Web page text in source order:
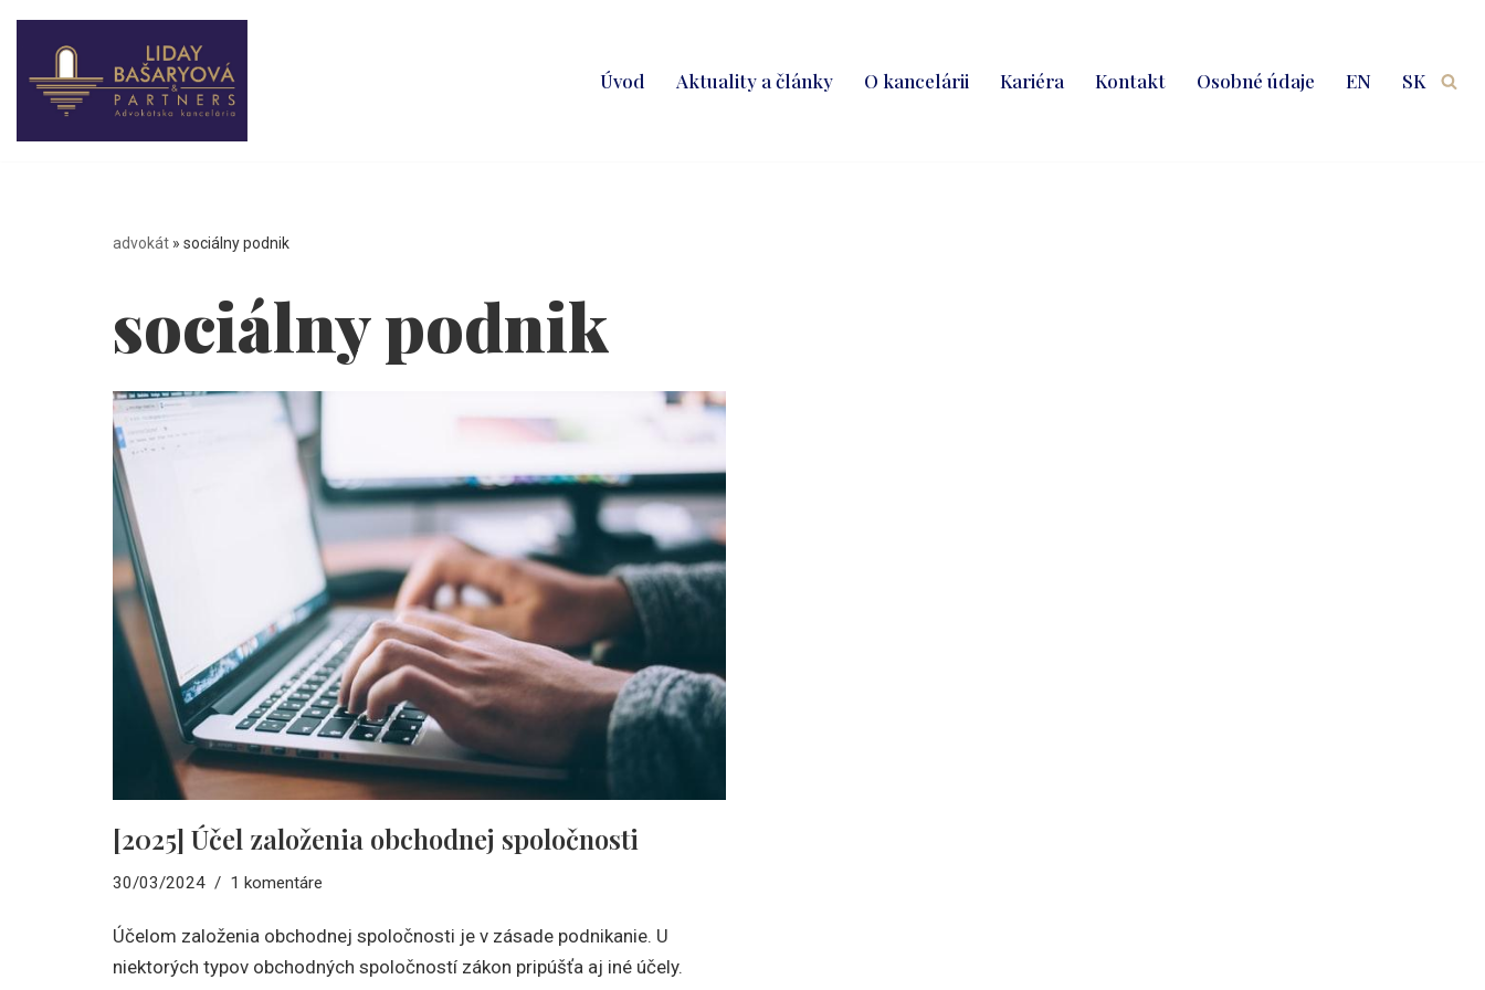
Preskočiť
Úvod Aktuality a články O kancelárii Kariéra Kontakt Osobné údaje EN SK
advokát » sociálny podnik
sociálny podnik
[2025] Účel založenia obchodnej spoločnosti
30/03/2024 1 komentáre
Účelom založenia obchodnej spoločnosti je v zásade podnikanie. U
niektorých typov obchodných spoločností zákon pripúšťa aj iné účely.